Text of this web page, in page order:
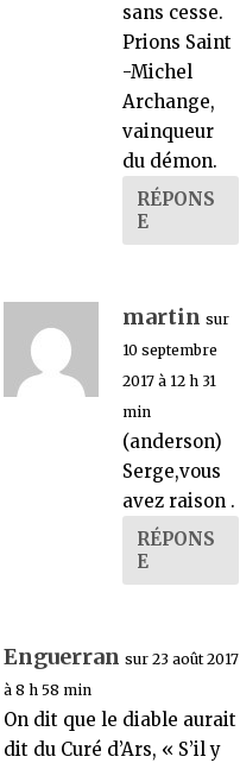
sans cesse.
Prions Saint
-Michel
Archange,
vainqueur
du démon.
RÉPONS
E
martin sur
10 septembre
2017 à 12 h 31
min
(anderson)
Serge,vous
avez raison .
RÉPONS
E
Enguerran sur 23 août 2017
à 8 h 58 min
On dit que le diable aurait
dit du Curé d’Ars, « S’il y